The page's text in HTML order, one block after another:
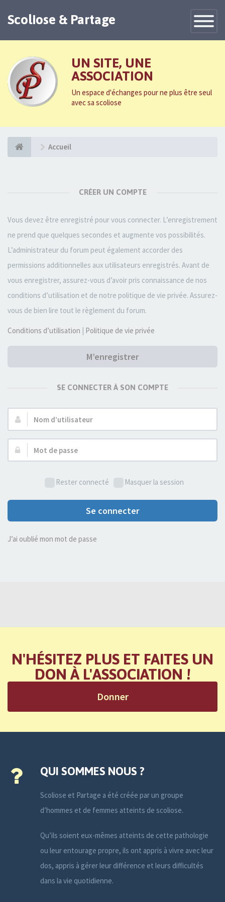
Toggle
Scoliose & Partage
UN SITE, UNE
ASSOCIATION
Un espace d'échanges pour ne plus être seul
avec sa scoliose
Accueil
CRÉER UN COMPTE
Vous devez être enregistré pour vous connecter. L’enregistrement
ne prend que quelques secondes et augmente vos possibilités.
L’administrateur du forum peut également accorder des
permissions additionnelles aux utilisateurs enregistrés. Avant de
vous enregistrer, assurez-vous d’avoir pris connaissance de nos
conditions d’utilisation et de notre politique de vie privée. Assurez-
vous de bien lire tout le règlement du forum.
Conditions d’utilisation | Politique de vie privée
M’enregistrer
SE CONNECTER À SON COMPTE
Nom
Mot
Rester connecté Masquer la session
Se connecter
J’ai oublié mon mot de passe
N'HÉSITEZ PLUS ET FAITES UN
DON À L'ASSOCIATION !
Donner
QUI SOMMES NOUS ?
Scoliose et Partage a été créée par un groupe
d’hommes et de femmes atteints de scoliose.
Qu’ils soient eux-mêmes atteints de cette pathologie
ou leur entourage propre, ils ont appris à vivre avec leur
dos, appris à gérer leur différence et leurs difficultés
dans la vie quotidienne.